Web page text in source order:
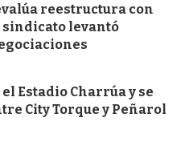
reestructura con
levantó
Estadio Charrúa y se
City Torque y Peñarol